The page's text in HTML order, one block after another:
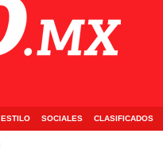
ESTILO SOCIALES CLASIFICADOS